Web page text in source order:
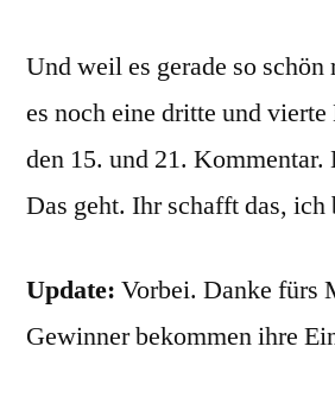
Und weil es gerade so
es noch eine dritte und
den 15. und 21. Kommentar.
Das geht. Ihr schafft das, ich
Update: Vorbei. Danke fürs
Gewinner bekommen ihre